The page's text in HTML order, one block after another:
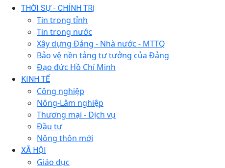
THỜI SỰ - CHÍNH TRỊ
Tin trong tỉnh
Tin trong nước
Xây dựng Đảng - Nhà nước - MTTQ
Bảo vệ nền tảng tư tưởng của Đảng
Đạo đức Hồ Chí Minh
KINH TẾ
Công nghiệp
Nông-Lâm nghiệp
Thương mại - Dịch vụ
Đầu tư
Nông thôn mới
XÃ HỘI
Giáo dục